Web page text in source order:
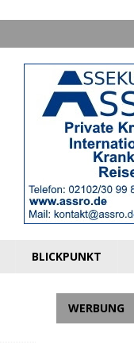
BLICKPUNKT
WERBUNG